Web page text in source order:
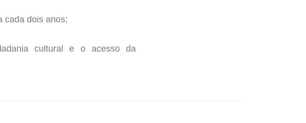
cada dois anos;
cultural e o acesso da